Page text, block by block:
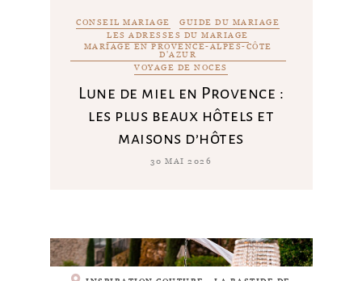
CONSEIL MARIAGE
GUIDE DU MARIAGE
LES ADRESSES DU MARIAGE
MARIAGE EN PROVENCE-ALPES-CÔTE
D'AZUR
VOYAGE DE NOCES
Lune de miel en Provence :
les plus beaux hôtels et
maisons d’hôtes
30 MAI 2026